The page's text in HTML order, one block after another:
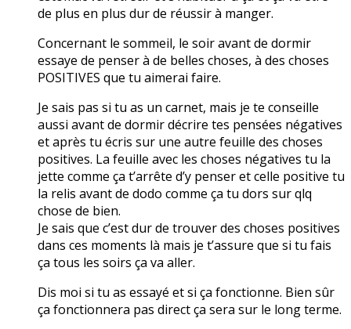
de plus en plus dur de réussir à manger.
Concernant le sommeil, le soir avant de dormir
essaye de penser à de belles choses, à des choses
POSITIVES que tu aimerai faire.
Je sais pas si tu as un carnet, mais je te conseille
aussi avant de dormir décrire tes pensées négatives
et après tu écris sur une autre feuille des choses
positives. La feuille avec les choses négatives tu la
jette comme ça t’arrête d’y penser et celle positive tu
la relis avant de dodo comme ça tu dors sur qlq
chose de bien.
Je sais que c’est dur de trouver des choses positives
dans ces moments là mais je t’assure que si tu fais
ça tous les soirs ça va aller.
Dis moi si tu as essayé et si ça fonctionne. Bien sûr
ça fonctionnera pas direct ça sera sur le long terme.